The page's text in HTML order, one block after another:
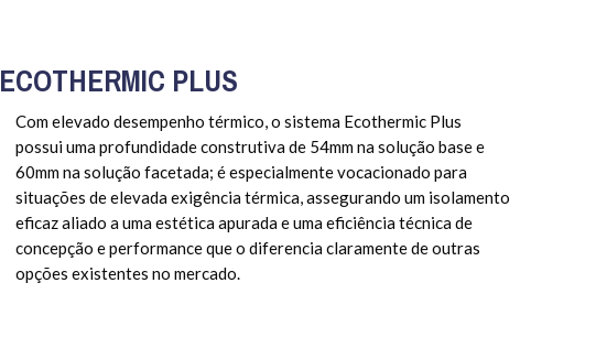
ECOTHERMIC PLUS
Com elevado desempenho térmico, o sistema Ecothermic Plus
possui uma profundidade construtiva de 54mm na solução base e
60mm na solução facetada; é especialmente vocacionado para
situações de elevada exigência térmica, assegurando um isolamento
eficaz aliado a uma estética apurada e uma eficiência técnica de
concepção e performance que o diferencia claramente de outras
opções existentes no mercado.